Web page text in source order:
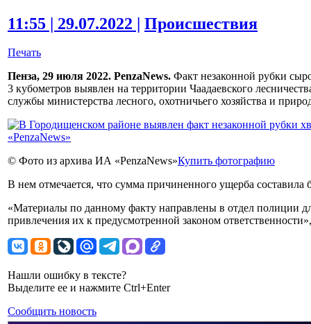
11:55 | 29.07.2022 | Происшествия
Печать
Пенза, 29 июля 2022. PenzaNews. Факт незаконной рубки
3 кубометров выявлен на территории Чаадаевского
службы министерства лесного, охотничьего хозяйства и
© Фото из архива ИА «PenzaNews»Купить фотографию
В нем отмечается, что сумма причиненного ущерба составила
«Материалы по данному факту направлены в отдел полиции
привлечения их к предусмотренной законом
Нашли ошибку в тексте?
Выделите ее и нажмите Ctrl+Enter
Сообщить новость